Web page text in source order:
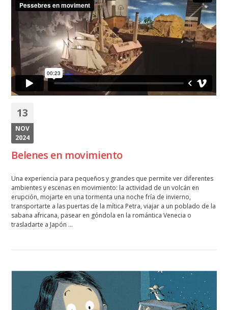
13
NOV
2024
Belenes en movimiento
Una experiencia para pequeños y grandes que permite ver diferentes
ambientes y escenas en movimiento: la actividad de un volcán en
erupción, mojarte en una tormenta una noche fría de invierno,
transportarte a las puertas de la mítica Petra, viajar a un poblado de la
sabana africana, pasear en góndola en la romántica Venecia o
trasladarte a Japón …